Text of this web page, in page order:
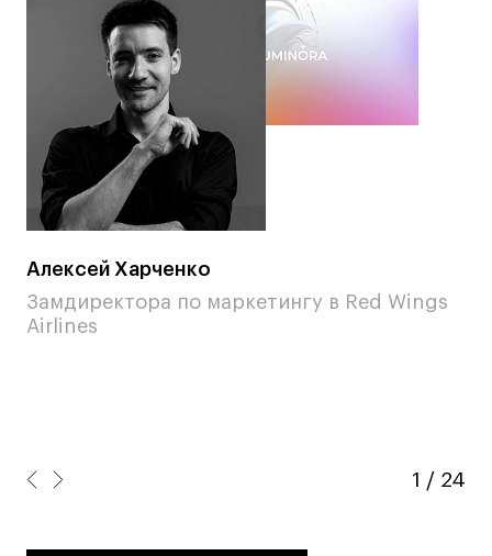
Алексей Харченко
Замдиректора по маркетингу в Red Wings
Airlines
1 / 24